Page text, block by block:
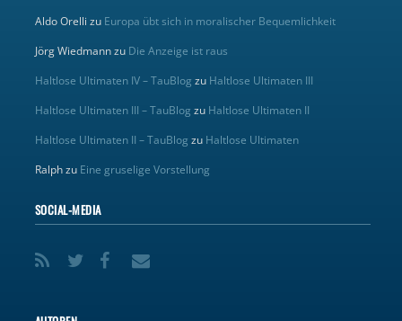
Aldo Orelli zu Europa übt sich in moralischer Bequemlichkeit
Jörg Wiedmannzu Die Anzeige ist raus
Haltlose Ultimaten IV – TauBlog zu Haltlose Ultimaten III
Haltlose Ultimaten III – TauBlog zu Haltlose Ultimaten II
Haltlose Ultimaten II – TauBlog zu Haltlose Ultimaten
Ralphzu Eine gruselige Vorstellung
SOCIAL-MEDIA